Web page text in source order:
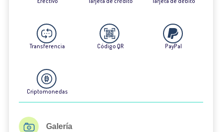
Transferencia Código QR PayPal
Criptomonedas
Galería